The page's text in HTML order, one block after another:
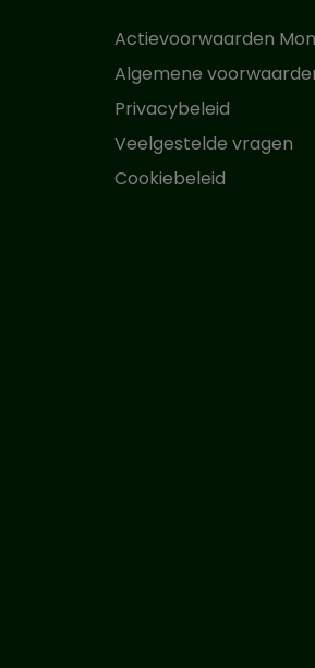
Actievoorwaarden
Algemene
Privacybeleid
Veelgestelde vragen
Cookiebeleid